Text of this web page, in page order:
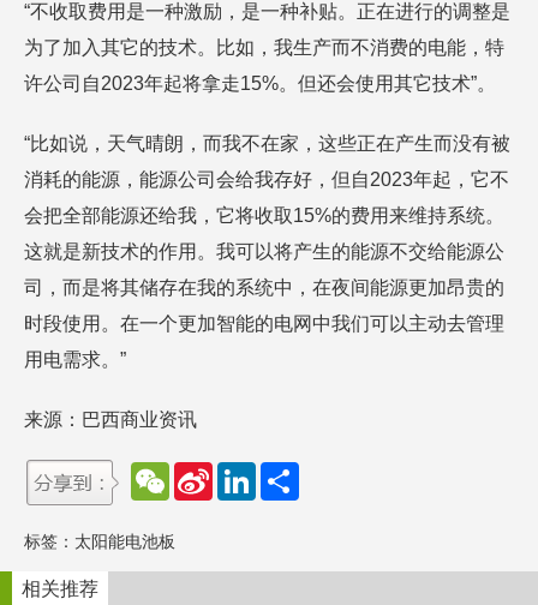
“不收取费用是一种激励，是一种补贴。正在进行的调整是
为了加入其它的技术。比如，我生产而不消费的电能，特
许公司自2023年起将拿走15%。但还会使用其它技术”。
“比如说，天气晴朗，而我不在家，这些正在产生而没有被
消耗的能源，能源公司会给我存好，但自2023年起，它不
会把全部能源还给我，它将收取15%的费用来维持系统。
这就是新技术的作用。我可以将产生的能源不交给能源公
司，而是将其储存在我的系统中，在夜间能源更加昂贵的
时段使用。在一个更加智能的电网中我们可以主动去管理
用电需求。”
来源：巴西商业资讯
W
e
a
t
S
e
L
d
标签： 太阳能电池板
相关推荐